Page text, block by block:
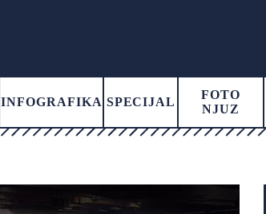
INFOGRAFIKA SPECIJAL
FOTO
NJUZ